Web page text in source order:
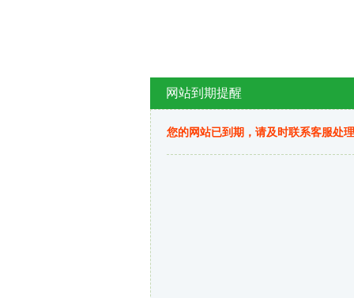
网站到期提醒
您的网站已到期，请及时联系客服处理